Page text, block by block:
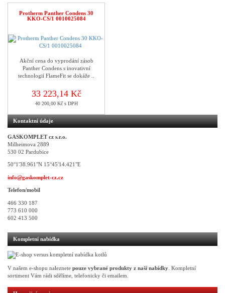
Protherm Panther Condens 30
KKO-CS/1 0010025084
Akční cena do vyprodání zásob
Panther Condens s inovativní
technologií FlameFit se dokáže ..
33 223,14 Kč
40 200,00 Kč s DPH
Kontaktní údaje
GASKOMPLET cz s.r.o.
Milheimova 2889
530 02 Pardubice
50°1'38.961"N 15°45'14.421"E
info@gaskomplet-cz.cz
Telefon/mobil
466 330 187
773 610 000
602 413 500
Kompletní nabídka
V našem e-shopu naleznete pouze vybrané produkty z naší nabídky . Kompletní
sortiment Vám rádi sdělíme, telefonicky či emailem.